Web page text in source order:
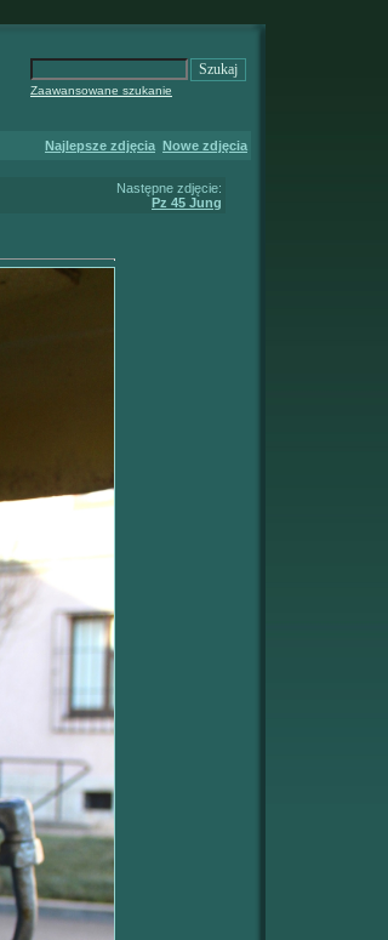
Zaawansowane szukanie
Najlepsze zdjęcia Nowe zdjęcia
Następne zdjęcie:
Pz 45 Jung